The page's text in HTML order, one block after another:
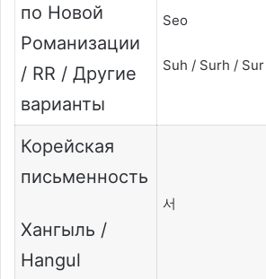
по Новой
Романизации
/ RR / Другие
варианты
Seo
Suh / Surh /
Корейская
письменность
Хангыль /
Hangul
서